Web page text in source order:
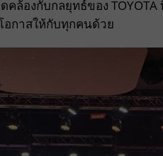
คล้องกับกลยุทธ์ของ
อกาสให้กับทุกคนด้วย